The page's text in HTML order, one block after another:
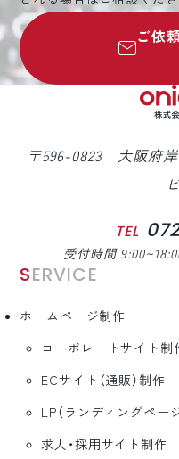
ご依
〒596-0823 大阪府岸
TEL
受付時間
SERVICE
ホームページ制作
コーポレートサイト制
ECサイト（通販）制作
LP（ランディングペー
求人・採用サイト制作